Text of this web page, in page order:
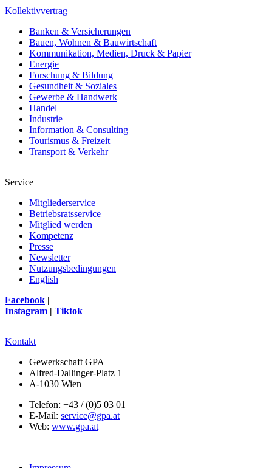
Kollektivvertrag
Banken & Versicherungen
Bauen, Wohnen & Bauwirtschaft
Kommunikation, Medien, Druck & Papier
Energie
Forschung & Bildung
Gesundheit & Soziales
Gewerbe & Handwerk
Handel
Industrie
Information & Consulting
Tourismus & Freizeit
Transport & Verkehr
Service
Mitgliederservice
Betriebsratsservice
Mitglied werden
Kompetenz
Presse
Newsletter
Nutzungsbedingungen
English
Facebook |
Instagram | Tiktok
Kontakt
Gewerkschaft GPA
Alfred-Dallinger-Platz 1
A-1030 Wien
Telefon: +43 / (0)5 03 01
E-Mail: service@gpa.at
Web: www.gpa.at